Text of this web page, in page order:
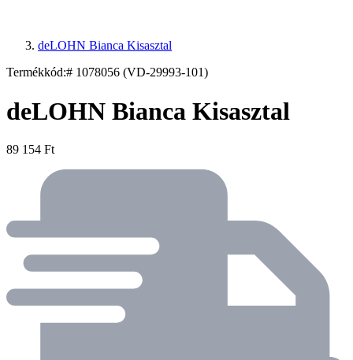
deLOHN Bianca Kisasztal
Termékkód:# 1078056 (VD-29993-101)
deLOHN Bianca Kisasztal
89 154 Ft